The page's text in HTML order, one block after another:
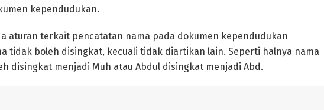
kependudukan.
aturan terkait pencatatan nama pada dokumen kependudukan
tidak boleh disingkat, kecuali tidak diartikan lain. Seperti halnya nama
disingkat menjadi Muh atau Abdul disingkat menjadi Abd.